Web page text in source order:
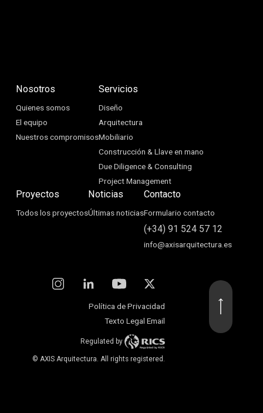
Nosotros
Quienes somos
El equipo
Nuestros compromisos
Servicios
Diseño
Arquitectura
Mobiliario
Construcción & Llave en mano
Due Diligence & Consulting
Project Management
Proyectos
Todos los proyectos
Noticias
Últimas noticias
Contacto
Formulario contacto
(+34) 91 524 57 12
info@axisarquitectura.es
Política de Privacidad
Texto Legal Email
Regulated by
© AXIS Arquitectura. All rights registered.